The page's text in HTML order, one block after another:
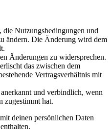
Nutzungsbedingungen und
ändern. Die Änderung wird dem
Änderungen zu widersprechen.
das zwischen dem
Vertragsverhältnis mit
und verbindlich, wenn
zugestimmt hat.
deinen persönlichen Daten